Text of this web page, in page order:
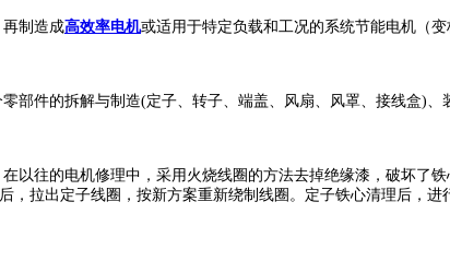
制造成高效率电机或适用于特定负载和工况的系统节能电机（
部件的拆解与制造(定子、转子、端盖、风扇、风罩、接线盒)、
往的电机修理中，采用火烧线圈的方法去掉绝缘漆，破坏了
拉出定子线圈，按新方案重新绕制线圈。定子铁心清理后，